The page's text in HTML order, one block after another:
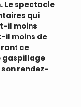
Le spectacle
qui
il moins
il moins de
ce
gaspillage
rendez-